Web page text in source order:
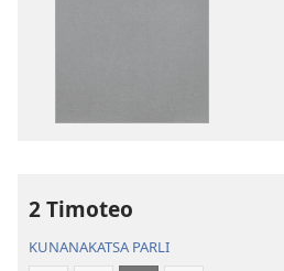
2 Timoteo
KUNANAKATSA PARLI